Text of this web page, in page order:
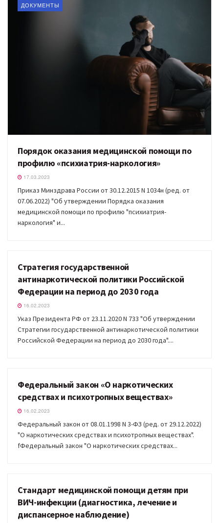
ДОКУМЕНТЫ
Порядок оказания медицинской помощи по
профилю «психиатрия-наркология»
17.03.2023
Приказ Минздрава России от 30.12.2015 N 1034н (ред. от
07.06.2022) "Об утверждении Порядка оказания
медицинской помощи по профилю "психиатрия-
наркология" и...
ДОКУМЕНТЫ
Стратегия государственной
антинаркотической политики Российской
Федерации на период до 2030 года
16.02.2023
Указ Президента РФ от 23.11.2020 N 733 "Об утверждении
Стратегии государственной антинаркотической политики
Российской Федерации на период до 2030 года"....
ДОКУМЕНТЫ
Федеральный закон «О наркотических
средствах и психотропных веществах»
16.02.2023
Федеральный закон от 08.01.1998 N 3-ФЗ (ред. от 29.12.2022)
"О наркотических средствах и психотропных веществах".
fФедеральный закон "О наркотических средствах...
ДОКУМЕНТЫ
Стандарт медицинской помощи детям при
ВИЧ-инфекции (диагностика, лечение и
диспансерное наблюдение)